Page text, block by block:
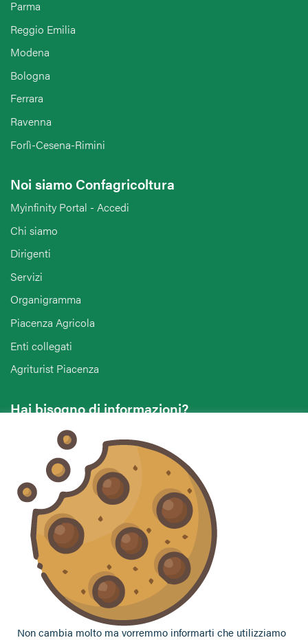
Parma
Reggio Emilia
Modena
Bologna
Ferrara
Ravenna
Forlì-Cesena-Rimini
Noi siamo Confagricoltura
Myinfinity Portal - Accedi
Chi siamo
Dirigenti
Servizi
Organigramma
Piacenza Agricola
Enti collegati
Agriturist Piacenza
Hai bisogno di informazioni?
Vuoi contattarci per ricevere assistenza, lasciare un
commento o chiedere informazioni?
CONTATTACI
Seguici sui social
Non cambia molto ma vorremmo informarti che utilizziamo